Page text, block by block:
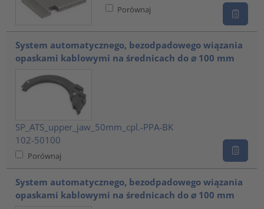
Porównaj
System automatycznego, bezodpadowego wiązania
opaskami kablowymi na średnicach do ⌀ 100 mm
SP_ATS_upper_jaw_50mm_cpl.-PPA-BK
102-50100
Porównaj
System automatycznego, bezodpadowego wiązania
opaskami kablowymi na średnicach do ⌀ 100 mm